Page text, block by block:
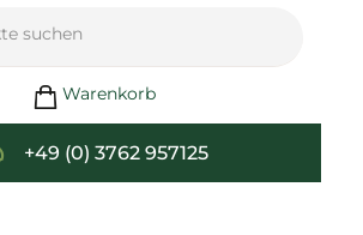
Warenkorb
+49 (0) 3762 957125